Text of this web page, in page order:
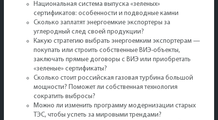
Национальная система выпуска «зеленых»
сертификатов: особенности и подводные камни
Сколько заплатят энергоемкие экспортеры за
углеродный след своей продукции?
Какую стратегию выбрать энергоемким экспортерам —
покупать или строить собственные ВИЭ-объекты,
заключать прямые договоры с ВИЭ или приобретать
«зеленые» сертификаты?
Сколько стоит российская газовая турбина большой
мощности? Поможет ли собственная технология
сократить выбросы?
Можно ли изменить программу модернизации старых
ТЭС, чтобы успеть за мировыми трендами?